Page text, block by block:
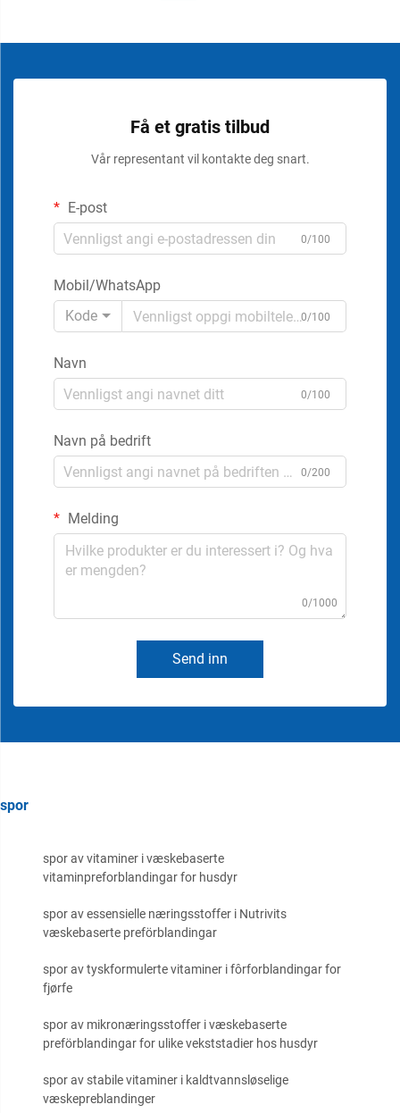
Få et gratis tilbud
Vår representant vil kontakte deg snart.
E-post
0/100
Mobil/WhatsApp
Kode
0/100
Navn
0/100
Navn på bedrift
0/200
Melding
0/1000
Send inn
spor
spor av vitaminer i væskebaserte
vitaminpreforblandingar for husdyr
spor av essensielle næringsstoffer i Nutrivits
væskebaserte preförblandingar
spor av tyskformulerte vitaminer i fôrforblandingar for
fjørfe
spor av mikronæringsstoffer i væskebaserte
preförblandingar for ulike vekststadier hos husdyr
spor av stabile vitaminer i kaldtvannsløselige
væskepreblandinger